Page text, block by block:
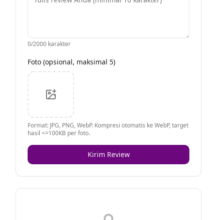
0/2000 karakter
Foto (opsional, maksimal 5)
Format: JPG, PNG, WebP. Kompresi otomatis ke WebP, target
hasil <=100KB per foto.
Kirim Review